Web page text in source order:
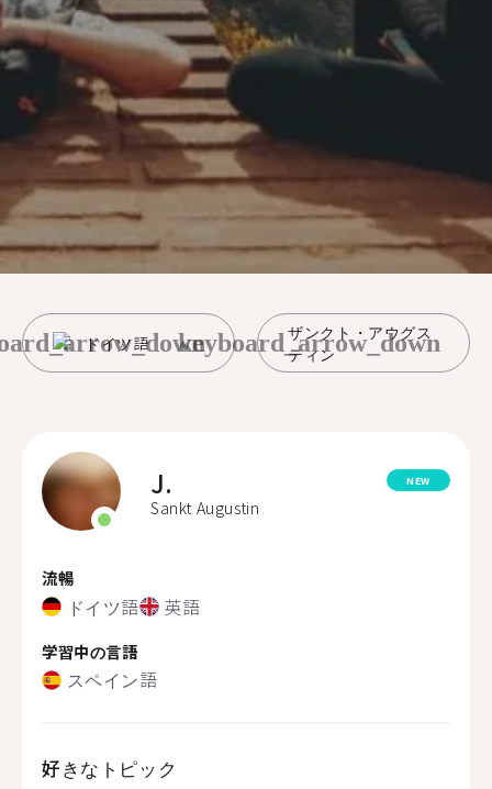
ドイツ語
ザンクト・アウグス
ティン
keyboard_arrow_down
J.
Sankt Augustin
NEW
流暢
ドイツ語 英語
学習中の言語
スペイン語
好きなトピック